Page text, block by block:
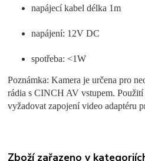
napájecí kabel délka 1m
napájení: 12V DC
spotřeba: <1W
Poznámka: Kamera je určena pro
rádia s CINCH AV vstupem.
vyžadovat zapojení video adaptéru
Zboží zařazeno v